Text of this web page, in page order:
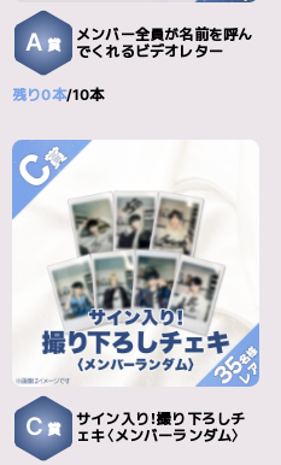
A 賞
メンバー全員が名前を呼ん
でくれるビデオレター
残り0本/10本
C 賞
サイン入り！撮り下ろしチ
ェキ〈メンバーランダム〉